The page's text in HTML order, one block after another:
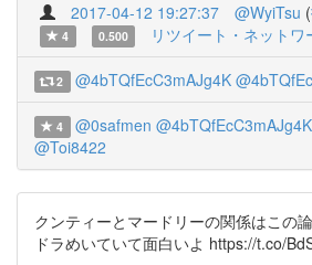
2017-04-12 19:27:37 @WyiTsu (
4
0.500 リツイート・ネットワ
2 @4bTQfEcC3mAJg4K
4 @0safmen @4bTQfEcC3mAJg4K
@Toi8422
クンティーとマードリーの関係はこの
ドラめいていて面白いよ https://t.co/